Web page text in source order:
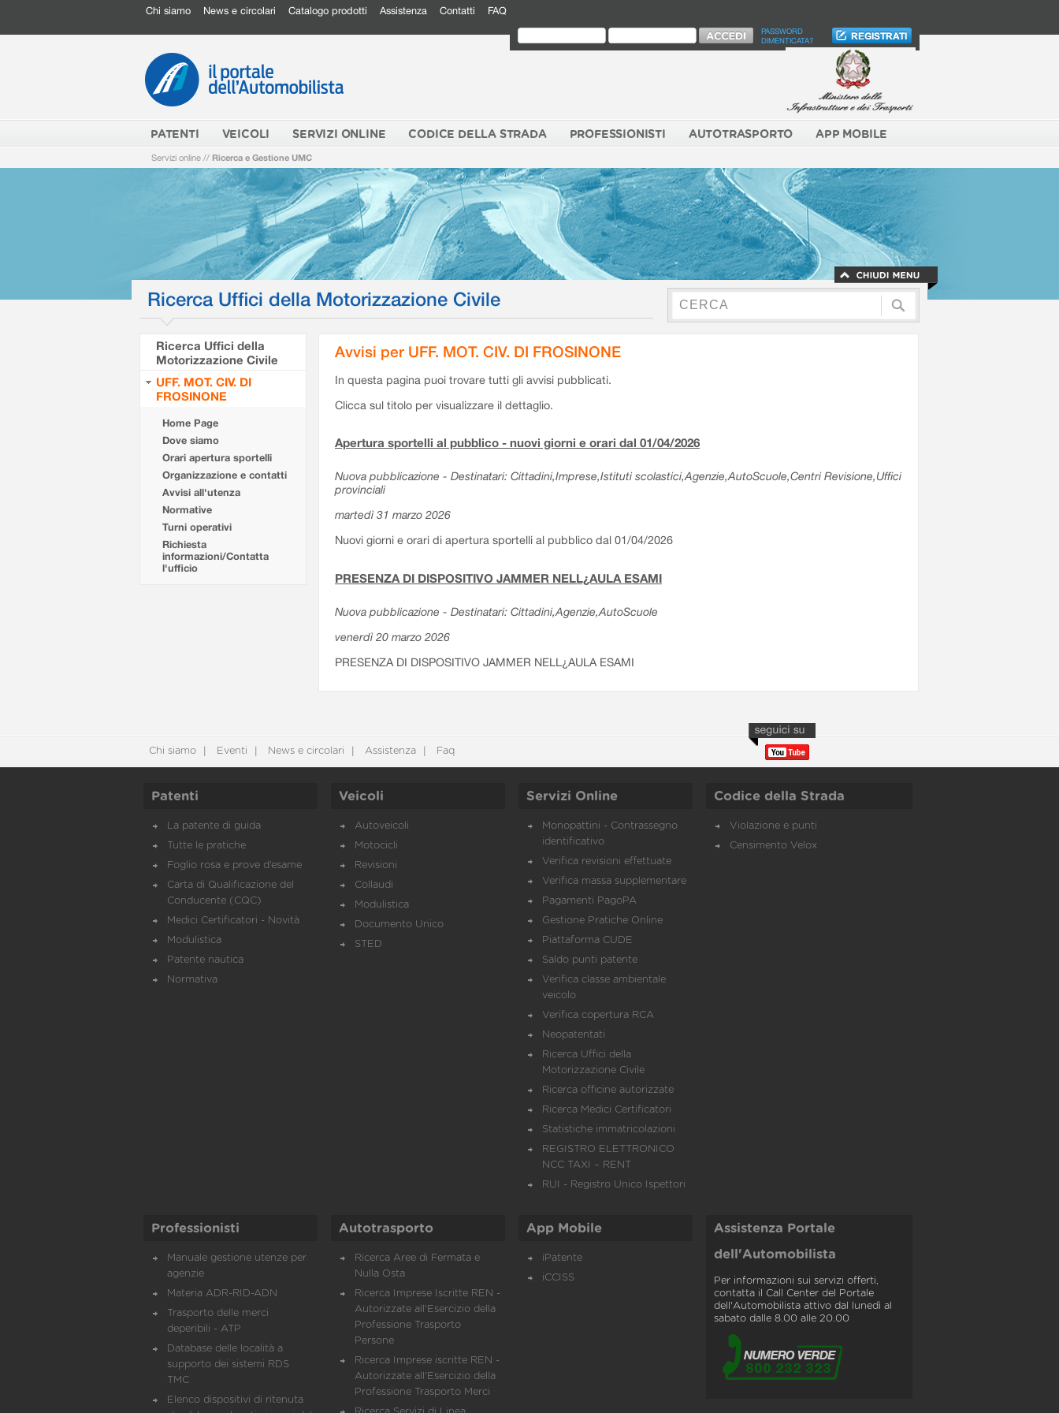
Chi siamo News e circolari Catalogo prodotti Assistenza Contatti FAQ
PASSWORD
DIMENTICATA?
PATENTI VEICOLI SERVIZI ONLINE CODICE DELLA STRADA PROFESSIONISTI AUTOTRASPORTO APP MOBILE
Servizi online // Ricerca e Gestione UMC
Ricerca Uffici della Motorizzazione Civile
Ricerca Uffici della
Motorizzazione Civile
UFF. MOT. CIV. DI
FROSINONE
Home Page
Dove siamo
Orari apertura sportelli
Organizzazione e contatti
Avvisi all'utenza
Normative
Turni operativi
Richiesta
informazioni/Contatta
l'ufficio
Avvisi per UFF. MOT. CIV. DI FROSINONE
In questa pagina puoi trovare tutti gli avvisi pubblicati.
Clicca sul titolo per visualizzare il dettaglio.
Apertura sportelli al pubblico - nuovi giorni e orari dal 01/04/2026
Nuova pubblicazione - Destinatari: Cittadini,Imprese,Istituti scolastici,Agenzie,AutoScuole,Centri Revisione,Uffici
provinciali
martedì 31 marzo 2026
Nuovi giorni e orari di apertura sportelli al pubblico dal 01/04/2026
PRESENZA DI DISPOSITIVO JAMMER NELL¿AULA ESAMI
Nuova pubblicazione - Destinatari: Cittadini,Agenzie,AutoScuole
venerdì 20 marzo 2026
PRESENZA DI DISPOSITIVO JAMMER NELL¿AULA ESAMI
Chi siamo Eventi News e circolari Assistenza Faq
Patenti
La patente di guida
Tutte le pratiche
Foglio rosa e prove d’esame
Carta di Qualificazione del
Conducente (CQC)
Medici Certificatori - Novità
Modulistica
Patente nautica
Normativa
Veicoli
Autoveicoli
Motocicli
Revisioni
Collaudi
Modulistica
Documento Unico
STED
Servizi Online
Monopattini - Contrassegno
identificativo
Verifica revisioni effettuate
Verifica massa supplementare
Pagamenti PagoPA
Gestione Pratiche Online
Piattaforma CUDE
Saldo punti patente
Verifica classe ambientale
veicolo
Verifica copertura RCA
Neopatentati
Ricerca Uffici della
Motorizzazione Civile
Ricerca officine autorizzate
Ricerca Medici Certificatori
Statistiche immatricolazioni
REGISTRO ELETTRONICO
NCC TAXI – RENT
RUI - Registro Unico Ispettori
Codice della Strada
Violazione e punti
Censimento Velox
Professionisti
Manuale gestione utenze per
agenzie
Materia ADR-RID-ADN
Trasporto delle merci
deperibili - ATP
Database delle località a
supporto dei sistemi RDS
TMC
Elenco dispositivi di ritenuta
Autotrasporto
Ricerca Aree di Fermata e
Nulla Osta
Ricerca Imprese Iscritte REN -
Autorizzate all'Esercizio della
Professione Trasporto
Persone
Ricerca Imprese iscritte REN -
Autorizzate all'Esercizio della
Professione Trasporto Merci
App Mobile
iPatente
iCCISS
Assistenza Portale
dell'Automobilista
Per informazioni sui servizi offerti,
contatta il Call Center del Portale
dell'Automobilista attivo dal lunedì al
sabato dalle 8.00 alle 20.00